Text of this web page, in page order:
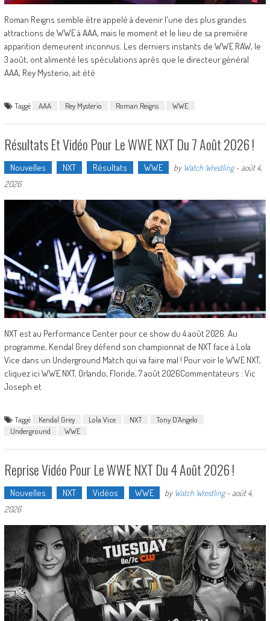
Roman Reigns semble être appelé à devenir l'une des plus grandes
attractions de WWE à AAA, mais le moment et le lieu de sa première
apparition demeurent inconnus. Les derniers instants de WWE RAW, le
3 août, ont alimenté les spéculations après que le directeur général
AAA, Rey Mysterio, ait été
Taggé AAA Rey Mysterio Roman Reigns WWE
Résultats Et Vidéo Pour Le WWE NXT Du 7 Août 2026 !
Nouvelles NXT Résultats WWE by Watch Wrestling- août 4,
2026
NXT est au Performance Center pour ce show du 4 août 2026. Au
programme, Kendal Grey défend son championnat de NXT face à Lola
Vice dans un Underground Match qui va faire mal ! Pour voir le WWE NXT,
cliquez ici WWE NXT, Orlando, Floride, 7 août 2026Commentateurs : Vic
Joseph et
Taggé Kendal Grey Lola Vice NXT
Tony D’Angelo
Underground
WWE
Reprise Vidéo Pour Le WWE NXT Du 4 Août 2026 !
Nouvelles NXT Vidéos WWE by Watch Wrestling- août 4,
2026